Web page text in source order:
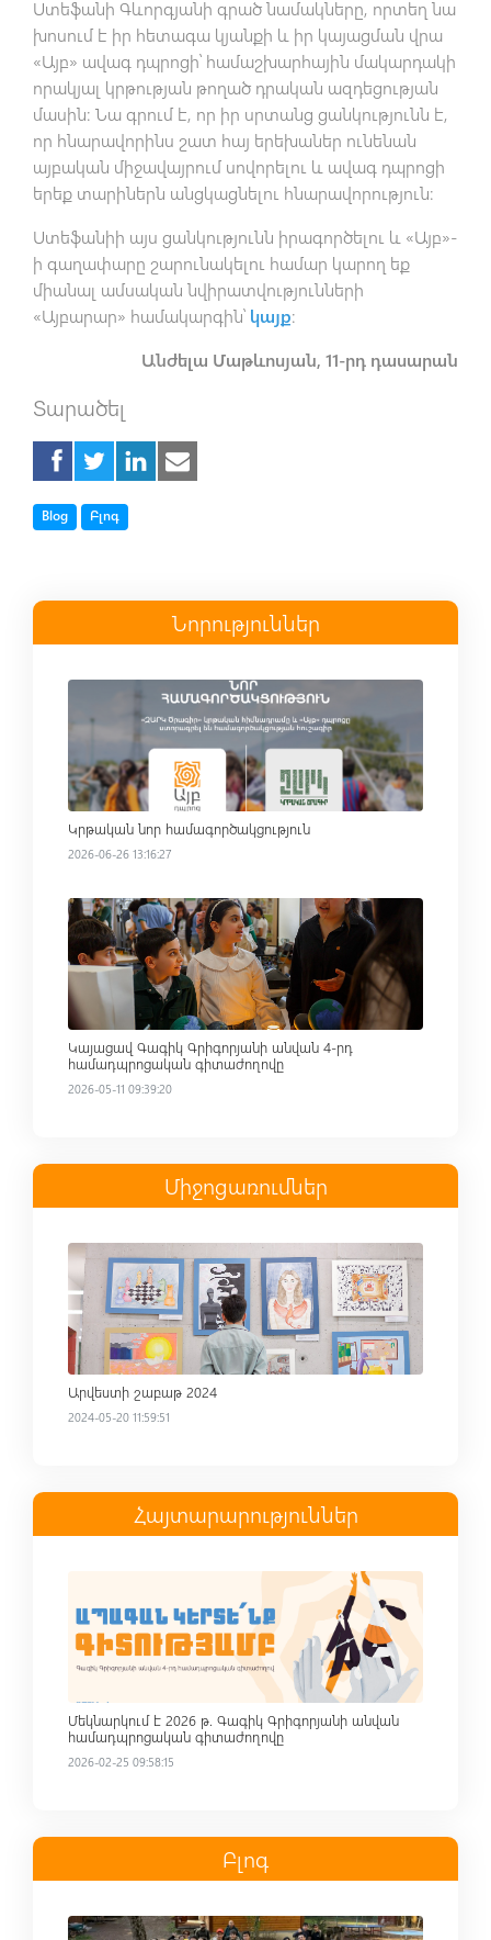
Ստեֆանի Գևորգյանի գրած նամակները, որտեղ նա
խոսում է իր հետագա կյանքի և իր կայացման վրա
«Այբ» ավագ դպրոցի՝ համաշխարհային մակարդակի
որակյալ կրթության թողած դրական ազդեցության
մասին: Նա գրում է, որ իր սրտանց ցանկությունն է,
որ հնարավորինս շատ հայ երեխաներ ունենան
այբական միջավայրում սովորելու և ավագ դպրոցի
երեք տարիներն անցկացնելու հնարավորություն:
Ստեֆանիի այս ցանկությունն իրագործելու և «Այբ»-
ի գաղափարը շարունակելու համար կարող եք
միանալ ամսական նվիրատվությունների
«Այբարար» համակարգին՝ կայք:
Անժելա Մաթևոսյան, 11-րդ դասարան
Տարածել
TagBlog TagԲլոգ
Նորություններ
Read more
Կրթական նոր համագործակցություն
2026-06-26 13:16:27
Read more
Կայացավ Գագիկ Գրիգորյանի անվան 4-րդ
համադպրոցական գիտաժողովը
2026-05-11 09:39:20
Միջոցառումներ
Read more
Արվեստի շաբաթ 2024
2024-05-20 11:59:51
Հայտարարություններ
Մեկնարկում է 2026 թ. Գագիկ Գրիգորյանի անվան
համադպրոցական գիտաժողովը
2026-02-25 09:58:15
Բլոգ
Read more